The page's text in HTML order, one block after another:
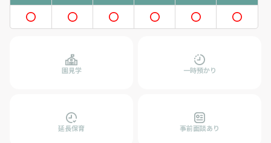
園見学 一時預かり
延長保育 事前面談あり